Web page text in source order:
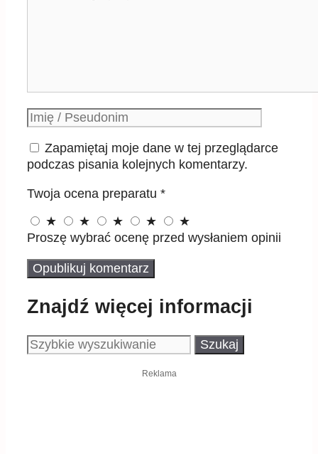
Podpis
Zapamiętaj moje dane w tej przeglądarce
podczas pisania kolejnych komentarzy.
Twoja ocena preparatu *
★
★ ★ ★
★
Proszę wybrać ocenę przed wysłaniem opinii
Znajdź więcej informacji
Szukaj:
Reklama